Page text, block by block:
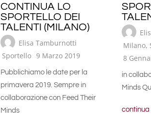
CONTINUA LO
SPORTELLO DEI
TALENTI (MILANO)
Elisa Tamburnotti
Sportello 9 Marzo 2019
Pubblichiamo le date per la
primavera 2019. Sempre in
collaborazione con Feed Their
Minds
Milano,
8
in
Minds
continua